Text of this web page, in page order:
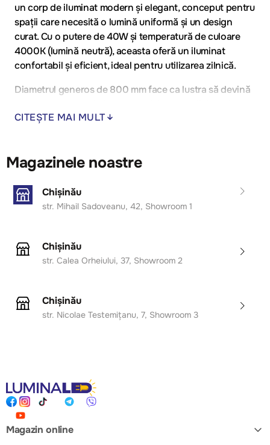
un corp de iluminat modern și elegant, conceput pentru
spații care necesită o lumină uniformă și un design
curat. Cu o putere de 40W și temperatură de culoare
4000K (lumină neutră), aceasta oferă un iluminat
confortabil și eficient, ideal pentru utilizarea zilnică.
Diametrul generos de 800 mm face ca lustra să devină
spațioase, dininguri sau holuri mari. Finisajul alb
scandinave.
Datorită sursei LED integrate, lustra asigură consum
redus de energie, durată mare de viață și întreținere
minimă, fără a fi necesară înlocuirea becurilor.
Recomandată pentru: livinguri mari, dininguri,
CITEȘTE MAI MULT
Magazinele noastre
Chișinău
str. Mihail Sadoveanu, 42, Showroom 1
Chișinău
str. Calea Orheiului, 37, Showroom 2
Chișinău
str. Nicolae Testemițanu, 7, Showroom 3
Magazin online